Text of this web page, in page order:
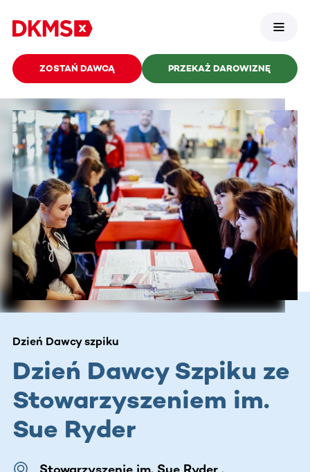
ZOSTAŃ DAWCĄ PRZEKAŻ DAROWIZNĘ
Dzień Dawcy szpiku
Dzień Dawcy Szpiku ze
Stowarzyszeniem im.
Sue Ryder
Stowarzyszenie im. Sue Ryder ,